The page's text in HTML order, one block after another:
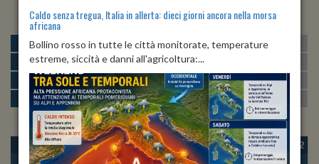
MATTINA min:24º max:28º U:75%
POMERIGGIO min:26º max:30º
SERA min: 26º max:30º U:68%-74%
NOTTE min:24º max:25º U:77%
OGGI VEN 07 SAB 08 DOM 09 LUN 10 MAR 11 MER 12
Caldo senza tregua, Italia in allerta: dieci giorni ancora nella morsa
africana
Bollino rosso in tutte le città monitorate, temperature
estreme, siccità e danni all'agricoltura:...